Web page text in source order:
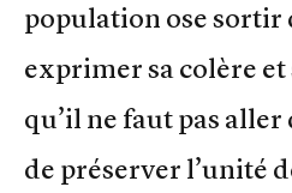
population ose sortir
exprimer sa colère
qu’il ne faut pas aller
de préserver l’unité